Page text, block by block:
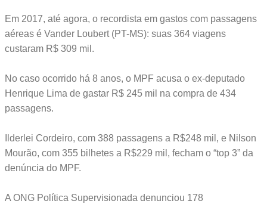
Em 2017, até agora, o recordista em gastos com passagens
aéreas é Vander Loubert (PT-MS): suas 364 viagens
custaram R$ 309 mil.
No caso ocorrido há 8 anos, o MPF acusa o ex-deputado
Henrique Lima de gastar R$ 245 mil na compra de 434
passagens.
Ilderlei Cordeiro, com 388 passagens a R$248 mil, e Nilson
Mourão, com 355 bilhetes a R$229 mil, fecham o “top 3” da
denúncia do MPF.
A ONG Política Supervisionada denunciou 178